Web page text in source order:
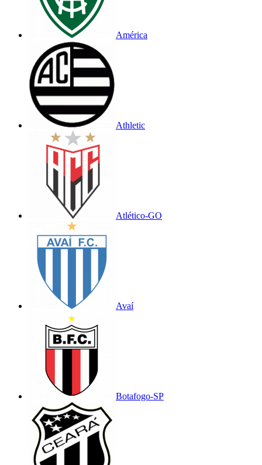
América
Athletic
Atlético-GO
Avaí
Botafogo-SP